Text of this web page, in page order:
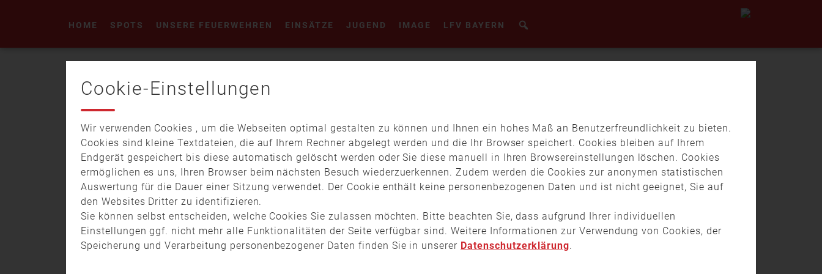
HOME SPOTS UNSERE FEUERWEHREN EINSÄTZE JUGEND IMAGE LFV BAYERN
01.07.18:00 53:04
Feuerwehr Mittwoch: „Zivilschutz –
Wenn aus Einsatz Verteidigung wird!“
04.03.18:00 01:00:47
Feuerwehr Mittwoch: „EU-
Katastrophenschutz verstehen: Aufbau,
02.03.13:58 00:30
Landkreis Cham: 1. Ski-Meisterschaft
Cookie-Einstellungen
Wir verwenden Cookies , um die Webseiten optimal gestalten zu können und Ihnen ein hohes Maß an Benutzerfreundlichkeit zu bieten.
Cookies sind kleine Textdateien, die auf Ihrem Rechner abgelegt werden und die Ihr Browser speichert. Cookies bleiben auf Ihrem
Endgerät gespeichert bis diese automatisch gelöscht werden oder Sie diese manuell in Ihren Browsereinstellungen löschen. Cookies
ermöglichen es uns, Ihren Browser beim nächsten Besuch wiederzuerkennen. Zudem werden die Cookies zur anonymen statistischen
Auswertung für die Dauer einer Sitzung verwendet. Der Cookie enthält keine personenbezogenen Daten und ist nicht geeignet, Sie auf
den Websites Dritter zu identifizieren.
Sie können selbst entscheiden, welche Cookies Sie zulassen möchten. Bitte beachten Sie, dass aufgrund Ihrer individuellen
Einstellungen ggf. nicht mehr alle Funktionalitäten der Seite verfügbar sind. Weitere Informationen zur Verwendung von Cookies, der
Speicherung und Verarbeitung personenbezogener Daten finden Sie in unserer Datenschutzerklärung.